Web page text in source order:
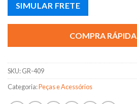
SIMULAR FRETE
COMPRA RÁPIDA
SKU:GR-409
Categoria:Peças e Acessórios